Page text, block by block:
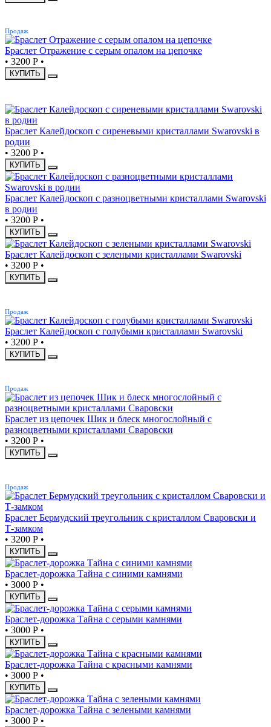
Продаж
Браслет Отражение с серым опалом на цепочке
• 3200 Р •
КУПИТЬ
Браслет Калейдоскоп с сиреневыми кристаллами Swarovski в
родии
• 3200 Р •
КУПИТЬ
Браслет Калейдоскоп с разноцветными кристаллами Swarovski
в родии
• 3200 Р •
КУПИТЬ
Браслет Калейдоскоп с зелеными кристаллами Swarovski
• 3200 Р •
КУПИТЬ
Продаж
Браслет Калейдоскоп с голубыми кристаллами Swarovski
• 3200 Р •
КУПИТЬ
Продаж
Браслет из цепочек Шик и блеск многослойный с
разноцветными кристаллами Сваровски
• 3200 Р •
КУПИТЬ
Продаж
Браслет Бермудский треугольник с кристаллом Сваровски и
Т-замком
• 3200 Р •
КУПИТЬ
Браслет-дорожка Тайна с синими камнями
• 3000 Р •
КУПИТЬ
Браслет-дорожка Тайна с серыми камнями
• 3000 Р •
КУПИТЬ
Браслет-дорожка Тайна с красными камнями
• 3000 Р •
КУПИТЬ
Браслет-дорожка Тайна с зелеными камнями
• 3000 Р •